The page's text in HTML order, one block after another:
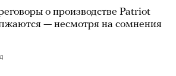
о производстве Patriot
— несмотря на сомнения